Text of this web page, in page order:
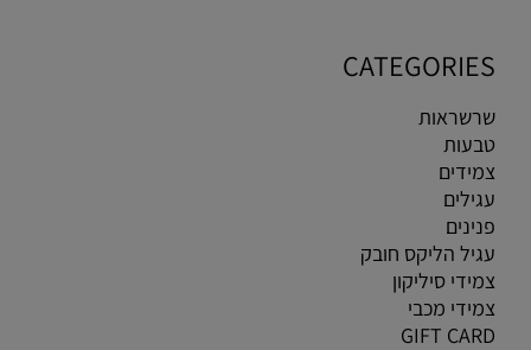
CATEGORIES
שרשראות
טבעות
צמידים
עגילים
פנינים
עגיל הליקס חובק
צמידי סיליקון
צמידי מכבי
GIFT CARD